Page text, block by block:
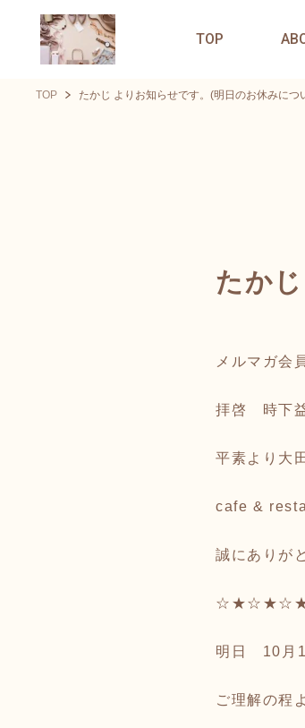
TOP
TOP たかじ よりお知らせです。(明日のお休みにつ
たか
メルマガ会
拝啓 時下益
平素より大
cafe &
誠にありが
明日 10月
ご理解の程